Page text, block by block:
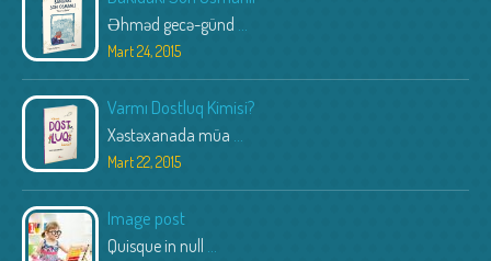
Əhməd gecə-günd
Mart 24, 2015
Varmı Dostluq Kimisi?
Xəstəxanada müa
Mart 22, 2015
Image post
Quisque in null